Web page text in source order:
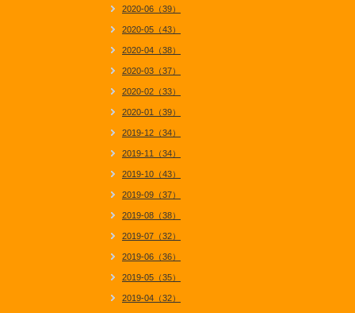
2020-06（39）
2020-05（43）
2020-04（38）
2020-03（37）
2020-02（33）
2020-01（39）
2019-12（34）
2019-11（34）
2019-10（43）
2019-09（37）
2019-08（38）
2019-07（32）
2019-06（36）
2019-05（35）
2019-04（32）